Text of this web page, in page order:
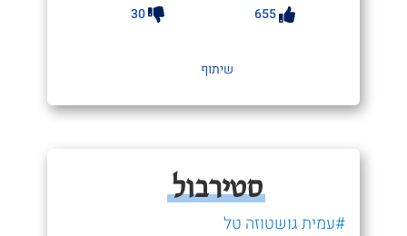
655
30
שיתוף
סטירבול
#עמית גושטוזה טל